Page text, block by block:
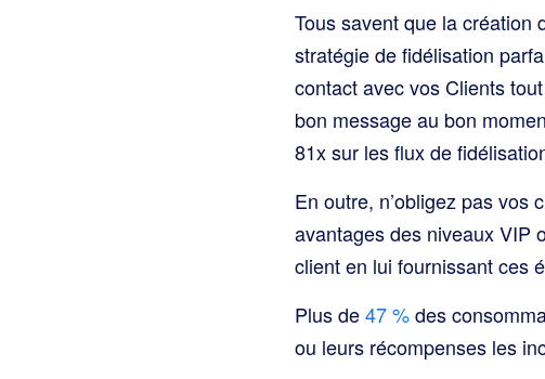
Tous savent que la création
stratégie de fidélisation
contact avec vos Clients
bon message au bon
81x sur les flux de
En outre, n’obligez pas vos
avantages des niveaux VIP
client en lui fournissant ces
Plus de47 %des
ou leurs récompenses les